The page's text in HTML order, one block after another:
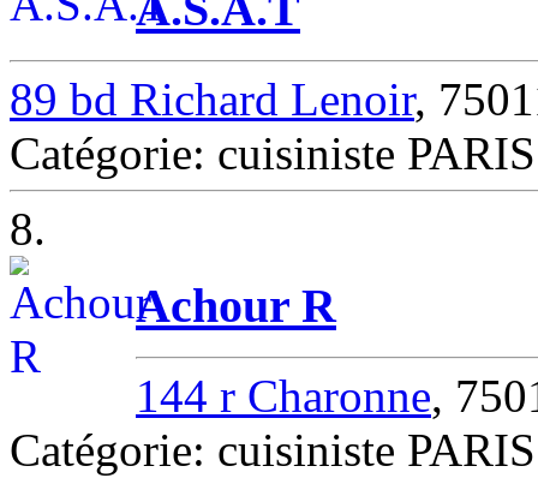
89 bd Richard Lenoir,
Catégorie: cuisiniste PARIS
8.
Achour R
144 r Charonne,
Catégorie: cuisiniste PARIS